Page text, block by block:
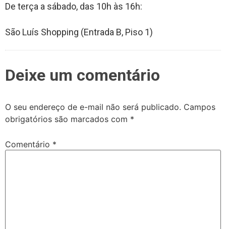
De terça a sábado, das 10h às 16h:
São Luís Shopping (Entrada B, Piso 1)
Deixe um comentário
O seu endereço de e-mail não será publicado. Campos
obrigatórios são marcados com *
Comentário *